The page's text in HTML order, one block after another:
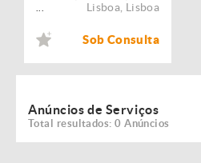
Lisboa Lisboa
Sob Consulta
Anúncios de Serviços
Total resultados: 0 Anúncios